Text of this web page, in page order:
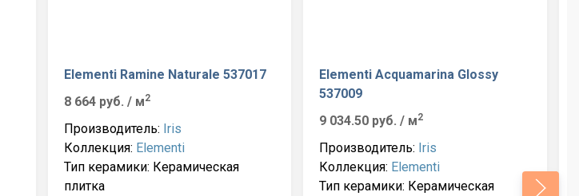
Elementi Ramine Naturale 537017
8 664 руб. / м2
Производитель: Iris
Коллекция: Elementi
Тип керамики: Керамическая
плитка
Elementi Acquamarina Glossy
537009
9 034.50 руб./ м2
Производитель: Iris
Коллекция: Elementi
Тип керамики: Керамическая